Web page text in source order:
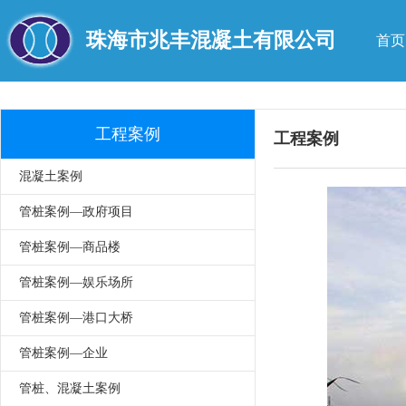
珠海市兆丰混凝土有限公司 首页
工程案例
混凝土案例
管桩案例—政府项目
管桩案例—商品楼
管桩案例—娱乐场所
管桩案例—港口大桥
管桩案例—企业
管桩、混凝土案例
工程案例